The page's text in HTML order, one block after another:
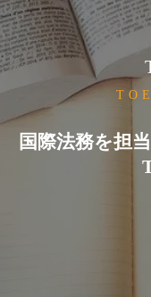
国際法務を担